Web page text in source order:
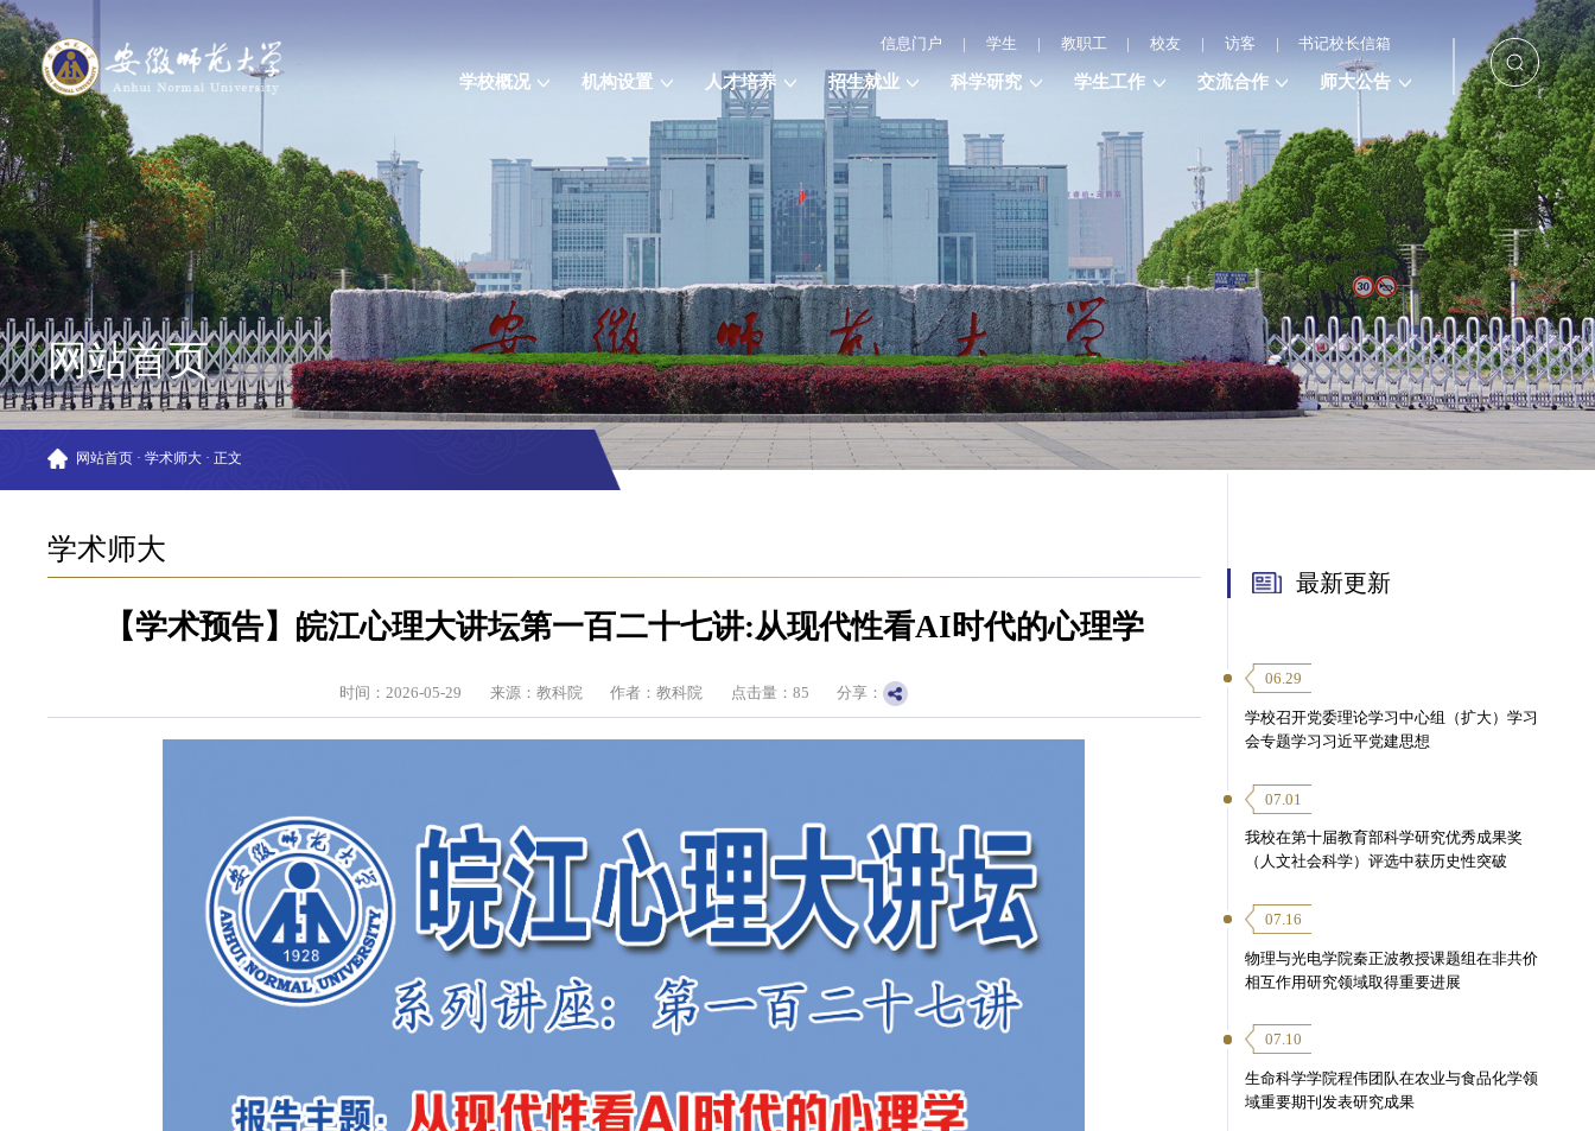
信息门户 | 学生 | 教职工 | 校友 | 访客 | 书记校长信箱
学校概况 机构设置 人才培养 招生就业 科学研究 学生工作 交流合作 师大公告
网站首页
网站首页 · 学术师大 · 正文
学术师大
【学术预告】皖江心理大讲坛第一百二十七讲:从现代性看AI时代的心理学
时间：2026-05-29 来源：教科院 作者：教科院 点击量： 85 分享：
最新更新
06.29
学校召开党委理论学习中心组（扩大）学习
会专题学习习近平党建思想
07.01
我校在第十届教育部科学研究优秀成果奖
（人文社会科学）评选中获历史性突破
07.16
物理与光电学院秦正波教授课题组在非共价
相互作用研究领域取得重要进展
07.10
生命科学学院程伟团队在农业与食品化学领
域重要期刊发表研究成果